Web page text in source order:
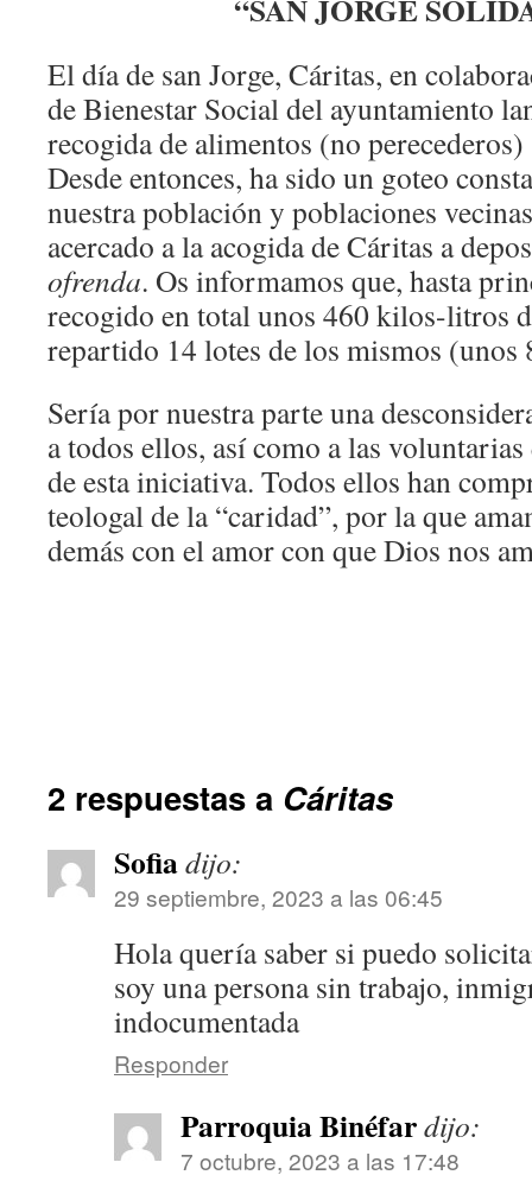
“SAN JORGE
El día de san Jorge, Cáritas, en
de Bienestar Social del ayuntamiento
recogida de alimentos (no
Desde entonces, ha sido un goteo
nuestra población y poblaciones
acercado a la acogida de Cáritas a
ofrenda. Os informamos que, hasta
recogido en total unos 460 kilos-litros
repartido 14 lotes de los mismos
Sería por nuestra parte una
a todos ellos, así como a las
de esta iniciativa. Todos ellos han
teologal de la “caridad”, por la que
demás con el amor con que Dios nos
2 respuestas a Cáritas
Sofiadijo:
29 septiembre, 2023 a las 06:45
Hola quería saber si puedo
soy una persona sin trabajo,
indocumentada
Responder
Parroquia Binéfardijo:
7 octubre, 2023 a las 17:48